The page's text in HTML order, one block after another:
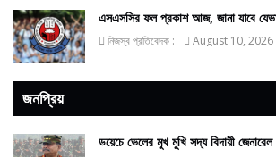
এসএসসির ফল প্রকাশ আজ, জানা যাবে
নিজস্ব প্রতিবেদক : August 10, 2026
জনপ্রিয়
ডয়েচে ভেলের মুখ মুখি সদ্য বিদায়ী